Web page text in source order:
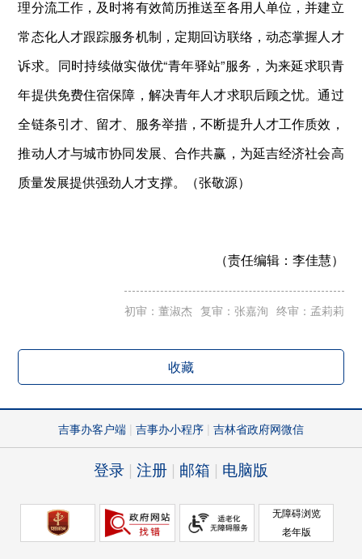
理分流工作，及时将有效简历推送至各用人单位，并建立
常态化人才跟踪服务机制，定期回访联络，动态掌握人才
诉求。同时持续做实做优“青年驿站”服务，为来延求职青
年提供免费住宿保障，解决青年人才求职后顾之忧。通过
全链条引才、留才、服务举措，不断提升人才工作质效，
推动人才与城市协同发展、合作共赢，为延吉经济社会高
质量发展提供强劲人才支撑。（张敬源）
（责任编辑： 李佳慧）
初审：董淑杰 复审：张嘉洵 终审：孟莉莉
收藏